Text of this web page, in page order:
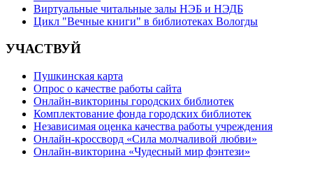
Виртуальные читальные залы НЭБ и НЭДБ
Цикл "Вечные книги" в библиотеках Вологды
УЧАСТВУЙ
Пушкинская карта
Опрос о качестве работы сайта
Онлайн-викторины городских библиотек
Комплектование фонда городских библиотек
Независимая оценка качества работы учреждения
Онлайн-кроссворд «Сила молчаливой любви»
Онлайн-викторина «Чудесный мир фэнтези»